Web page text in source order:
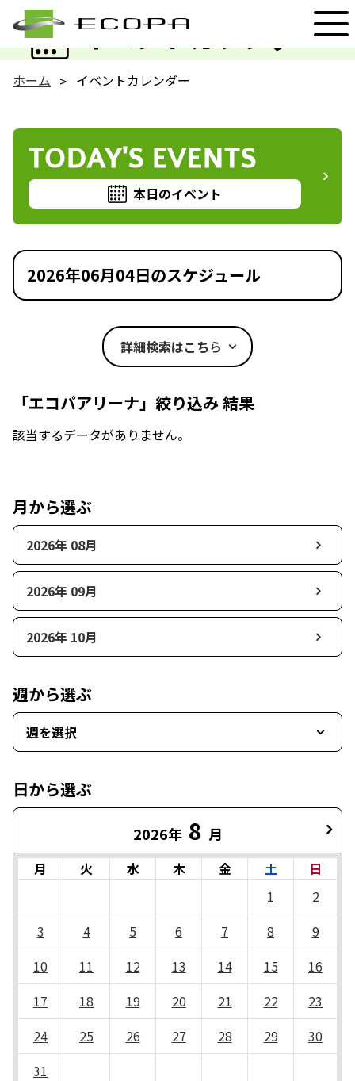
イベントカレンダー
EVENT
ホーム イベントカレンダー
TODAY'S EVENTS
本日のイベント
2026年06月04日のスケジュール
詳細検索はこちら
「エコパアリーナ」絞り込み 結果
該当するデータがありません。
月から選ぶ
2026年 08月
2026年 09月
2026年 10月
週から選ぶ
週を選択
日から選ぶ
2026年 8 月
月 火 水 木 金 土
日
1
2
3
4 5 6 7 8
9
10
11 12 13 14 15
16
17
18 19 20 21 22
23
24
25 26 27 28 29
30
31